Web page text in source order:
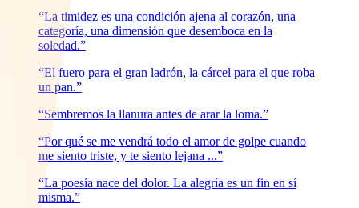
“La timidez es una condición ajena al corazón, una
categoría, una dimensión que desemboca en la
soledad.”
“El fuero para el gran ladrón, la cárcel para el que roba
un pan.”
“Sembremos la llanura antes de arar la loma.”
“Por qué se me vendrá todo el amor de golpe cuando
me siento triste, y te siento lejana ...”
“La poesía nace del dolor. La alegría es un fin en sí
misma.”